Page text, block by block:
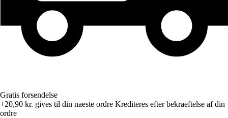
Gratis forsendelse
+20,90 kr. gives til din naeste ordre Krediteres efter bekraeftelse af din
ordre